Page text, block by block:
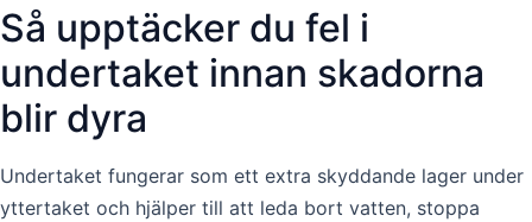
Så upptäcker du fel i
undertaket innan skadorna
blir dyra
Undertaket fungerar som ett extra skyddande lager under
yttertaket och hjälper till att leda bort vatten, stoppa